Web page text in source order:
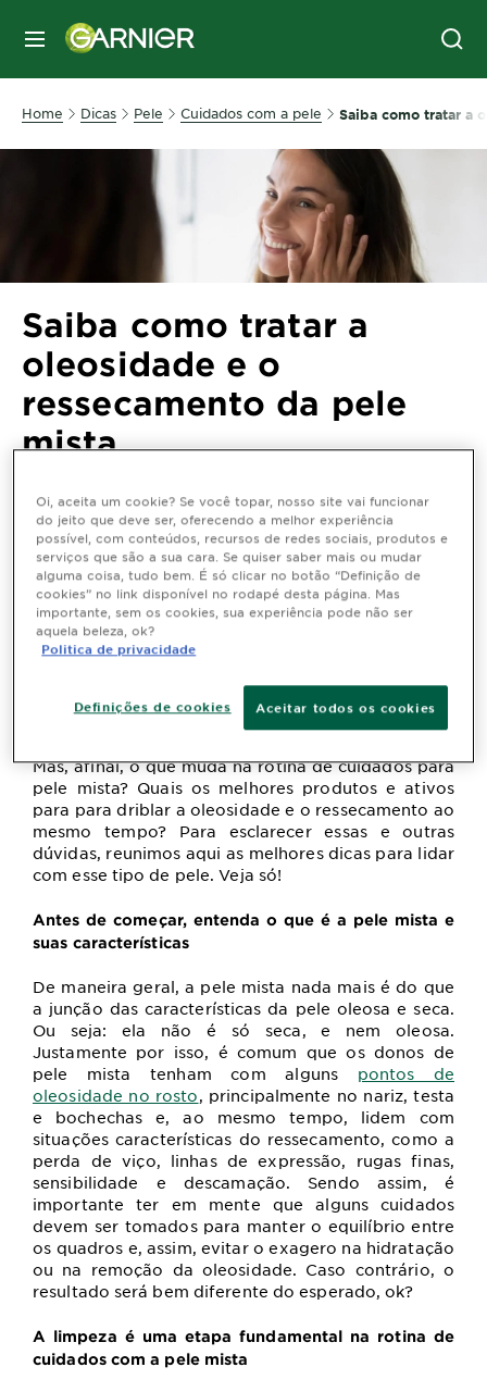
MENU
Home Dicas Pele Cuidados com a pele Saiba como tratar a
Saiba como tratar a
oleosidade e o
ressecamento da pele
mista
Última atualização novembro 21, 2024
Você já deve ter ouvido falar sobre ascaracterísticas
dapele mista, certo? Com tendência à oleosidade na
zona "T" do rosto (testa, nariz e queixo) e
ressecamento nas extremidades, ela requer alguns
cuidados específicos para encontrar o equilíbrio entre
essas condições e, assim, se manter saudável e livre
de outros incômodos, como sensibilidade, cravos e
Mas, afinal, o que muda na rotina de cuidados para
pele mista? Quais os melhores produtos e ativos
para para driblar a oleosidade e o ressecamento ao
mesmo tempo? Para esclarecer essas e outras
dúvidas, reunimos aqui as melhores dicas para lidar
com esse tipo de pele. Veja só!
Antes de começar, entenda o que é a pele mista e
suas características
De maneira geral, a pele mista nada mais é do que
a junção das características da pele oleosa e seca.
Ou seja: ela não é só seca, e nem oleosa.
Justamente por isso, é comum que os donos de
pele mista tenham com alguns pontos de
oleosidade no rosto, principalmente no nariz, testa
e bochechas e, ao mesmo tempo, lidem com
situações características do ressecamento, como a
perda de viço, linhas de expressão, rugas finas,
sensibilidade e descamação. Sendo assim, é
importante ter em mente que alguns cuidados
devem ser tomados para manter o equilíbrio entre
os quadros e, assim, evitar o exagero na hidratação
ou na remoção da oleosidade. Caso contrário, o
resultado será bem diferente do esperado, ok?
A limpeza é uma etapa fundamental na rotina de
cuidados com a pele mista
Oi, aceita um cookie? Se você topar, nosso site vai funcionar
do jeito que deve ser, oferecendo a melhor experiência
possível, com conteúdos, recursos de redes sociais, produtos e
serviços que são a sua cara. Se quiser saber mais ou mudar
alguma coisa, tudo bem. É só clicar no botão “Definição de
cookies” no link disponível no rodapé desta página. Mas
importante, sem os cookies, sua experiência pode não ser
aquela beleza, ok?
Politica de privacidade
Definições de cookies Aceitar todos os cookies